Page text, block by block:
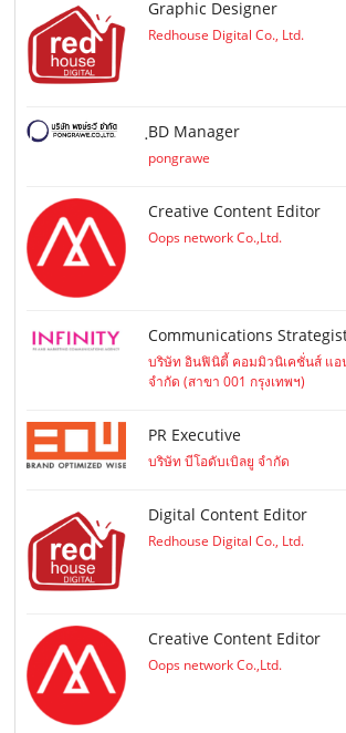
Graphic Designer
Redhouse Digital Co., Ltd.
ฺBD Manager
pongrawe
Creative Content Editor
Oops network Co.,Ltd.
Communications
บริษัท อินฟินิตี้ คอมมิวนิเคชั่นส์ แ
จำกัด (สาขา 001 กรุงเทพฯ)
PR Executive
บริษัท บีโอดับเบิลยู จำกัด
Digital Content Editor
Redhouse Digital Co., Ltd.
Creative Content Editor
Oops network Co.,Ltd.